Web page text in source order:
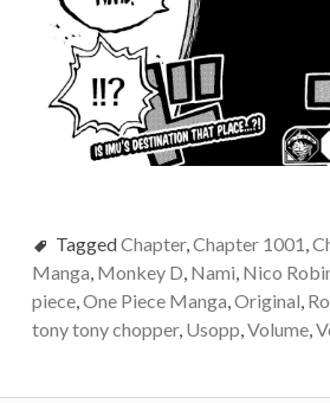
TaggedChapter,Chapter 1001,
Manga, Monkey D, Nami, Nico
piece,One Piece Manga,Original,
tony tony chopper, Usopp,Volume,